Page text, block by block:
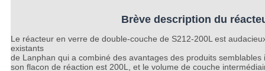
Brève description du
Le réacteur en verre de double-couche de S212-200L est
existants
de Lanphan qui a combiné des avantages des produits
son flacon de réaction est 200L, et le volume de couche